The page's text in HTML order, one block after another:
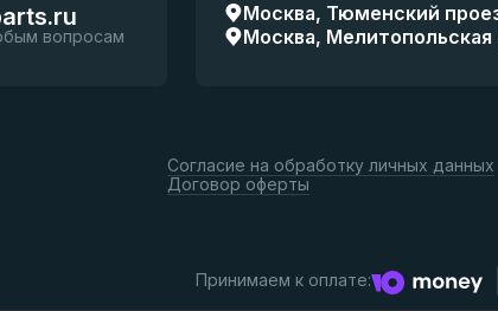
вопросам
Москва, Тюменский
Москва, Мелитопольская
Согласие на обработку личных данных
Договор оферты
Принимаем к оплате: